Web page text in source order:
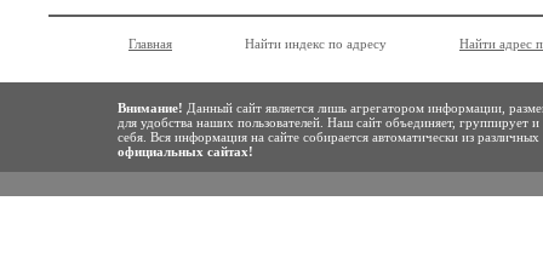
Главная Найти индекс по адресу Найти адрес
Внимание! Данный сайт является лишь агрегатором информации,
для удобства наших пользователей. Наш сайт объединяет,
себя. Вся информация на сайте собирается автоматически из
официальных сайтах!